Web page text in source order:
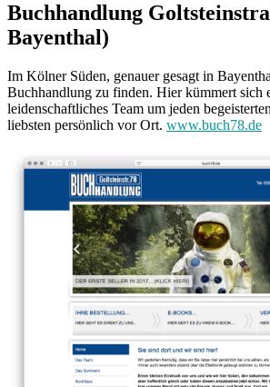
Buchhandlung
Bayenthal)
Im Kölner Süden, genauer gesagt in
Buchhandlung zu finden. Hier kümmert sich
leidenschaftliches Team um jeden
liebsten persönlich vor Ort. www.buch78.de